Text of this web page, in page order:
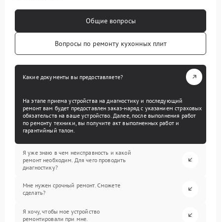
Общие вопросы
Вопросы по ремонту кухонных плит
Какие документы вы предоставляете?
На этапе приема устройства на диагностику и последующий
ремонт вам будет предоставлен заказ-наряд с указанием страховых
обязательств на ваше устройство. Далее, после выполнения работ
по ремонту техники, вы получите акт выполненных работ и
гарантийный талон.
Я уже знаю в чем неисправность и какой
ремонт необходим. Для чего проводить
диагностику?
Мне нужен срочный ремонт. Сможете
сделать?
Я хочу, чтобы мое устройство
ремонтировали при мне.